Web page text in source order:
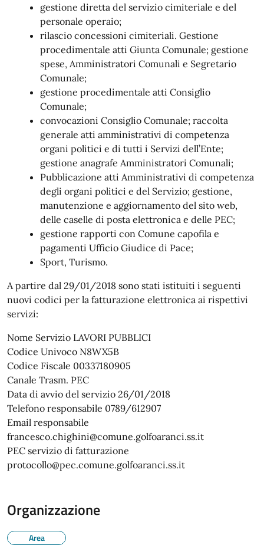
gestione diretta del servizio cimiteriale e del
personale operaio;
rilascio concessioni cimiteriali. Gestione
procedimentale atti Giunta Comunale; gestione
spese, Amministratori Comunali e Segretario
Comunale;
gestione procedimentale atti Consiglio
Comunale;
convocazioni Consiglio Comunale; raccolta
generale atti amministrativi di competenza
organi politici e di tutti i Servizi dell’Ente;
gestione anagrafe Amministratori Comunali;
Pubblicazione atti Amministrativi di competenza
degli organi politici e del Servizio; gestione,
manutenzione e aggiornamento del sito web,
delle caselle di posta elettronica e delle PEC;
gestione rapporti con Comune capofila e
pagamenti Ufficio Giudice di Pace;
Sport, Turismo.
A partire dal 29/01/2018 sono stati istituiti i seguenti
nuovi codici per la fatturazione elettronica ai rispettivi
servizi:
Nome Servizio LAVORI PUBBLICI
Codice Univoco N8WX5B
Codice Fiscale 00337180905
Canale Trasm. PEC
Data di avvio del servizio 26/01/2018
Telefono responsabile 0789/612907
Email responsabile
francesco.chighini@comune.golfoaranci.ss.it
PEC servizio di fatturazione
protocollo@pec.comune.golfoaranci.ss.it
Organizzazione
Area